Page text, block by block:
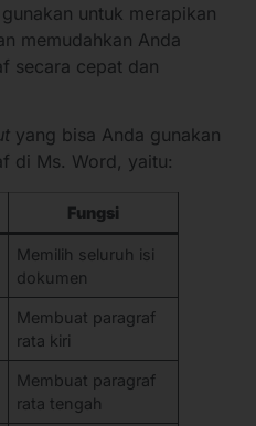
untuk merapikan
memudahkan Anda
secara cepat dan
yang bisa Anda gunakan
di Ms. Word, yaitu:
Fungsi
Memilih seluruh isi
dokumen
Membuat paragraf
rata kiri
Membuat paragraf
rata tengah